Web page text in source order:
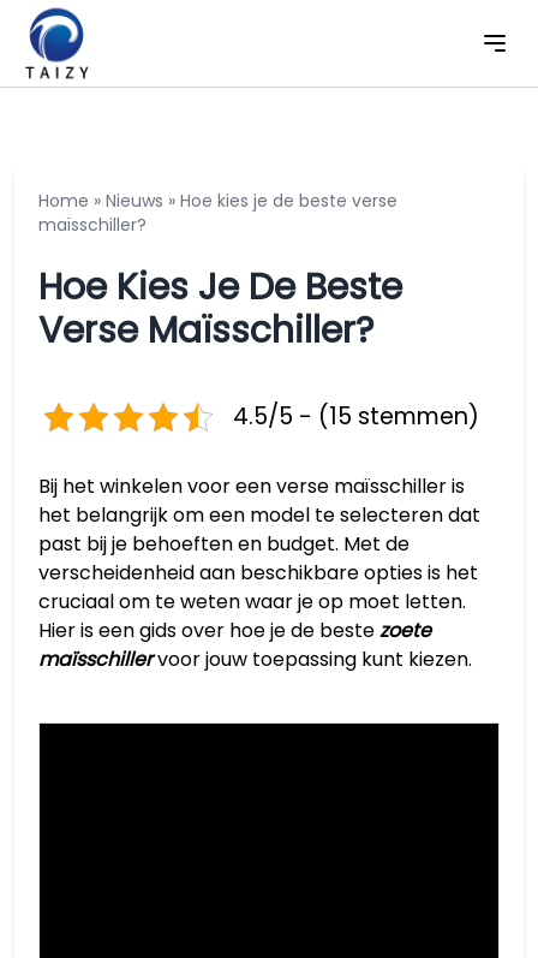
Home » Nieuws » Hoe kies je de beste verse
maïsschiller?
Hoe Kies Je De Beste
Verse Maïsschiller?
4.5/5 - (15 stemmen)
Bij het winkelen voor een verse maïsschiller is
het belangrijk om een model te selecteren dat
past bij je behoeften en budget. Met de
verscheidenheid aan beschikbare opties is het
cruciaal om te weten waar je op moet letten.
Hier is een gids over hoe je de bestezoete
maïsschillervoor jouw toepassing kunt kiezen.